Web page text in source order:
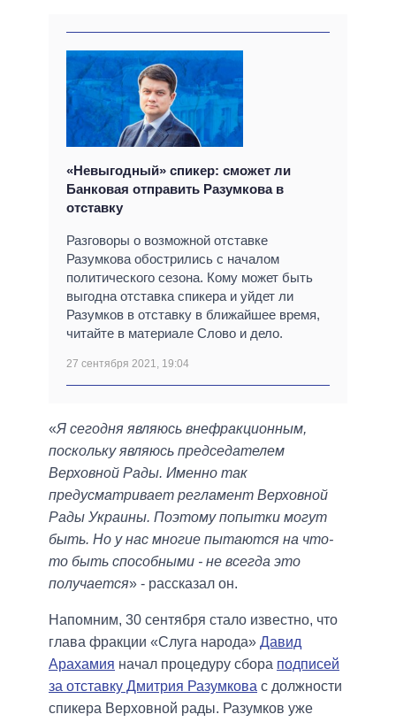
«Невыгодный» спикер: сможет ли
Банковая отправить Разумкова в
отставку
Разговоры о возможной отставке
Разумкова обострились с началом
политического сезона. Кому может быть
выгодна отставка спикера и уйдет ли
Разумков в отставку в ближайшее время,
читайте в материале Слово и дело.
27 сентября 2021, 19:04
«Я сегодня являюсь внефракционным,
поскольку являюсь председателем
Верховной Рады. Именно так
предусматривает регламент Верховной
Рады Украины. Поэтому попытки могут
быть. Но у нас многие пытаются на что-
то быть способными - не всегда это
получается» - рассказал он.
Напомним, 30 сентября стало известно, что
глава фракции «Слуга народа» Давид
Арахамия начал процедуру сбора подписей
за отставку Дмитрия Разумкова с должности
спикера Верховной рады. Разумков уже